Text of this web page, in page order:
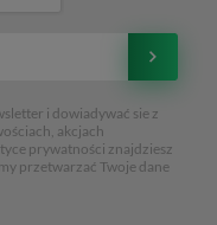
i dowiadywać sie z
akcjach
prywatności znajdziesz
przetwarzać Twoje dane